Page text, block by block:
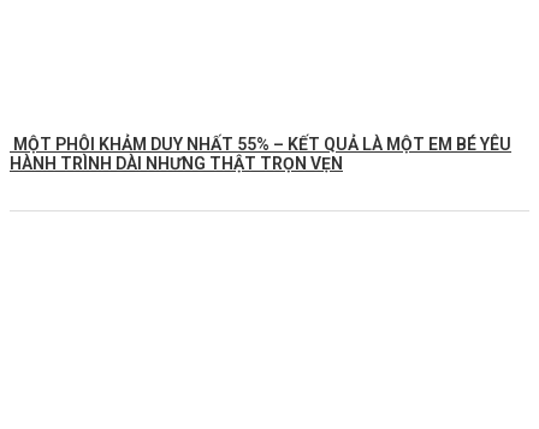
MỘT PHÔI KHẢM DUY NHẤT 55% – KẾT QUẢ LÀ MỘT EM BÉ YÊU
HÀNH TRÌNH DÀI NHƯNG THẬT TRỌN VẸN